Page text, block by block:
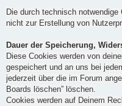
Die durch technisch
nicht zur Erstellung von
Dauer der Speicherung,
Diese Cookies werden von
gespeichert und an uns bei
jederzeit über die im Forum
Boards löschen” löschen.
Cookies werden auf Deinem